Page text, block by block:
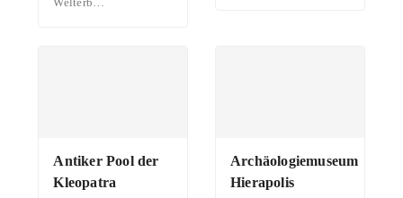
Antiker Pool der
Kleopatra
Archäologiemuseum
Hierapolis